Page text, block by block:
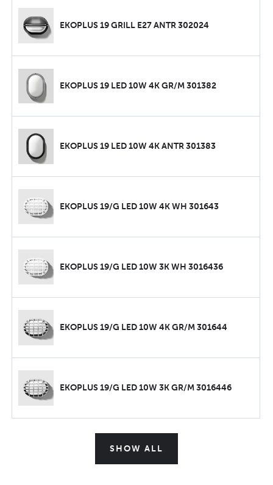
EKOPLUS 19 GRILL E27 ANTR 302024
EKOPLUS 19 LED 10W 4K GR/M 301382
EKOPLUS 19 LED 10W 4K ANTR 301383
EKOPLUS 19/G LED 10W 4K WH 301643
EKOPLUS 19/G LED 10W 3K WH 3016436
EKOPLUS 19/G LED 10W 4K GR/M 301644
EKOPLUS 19/G LED 10W 3K GR/M 3016446
SHOW ALL